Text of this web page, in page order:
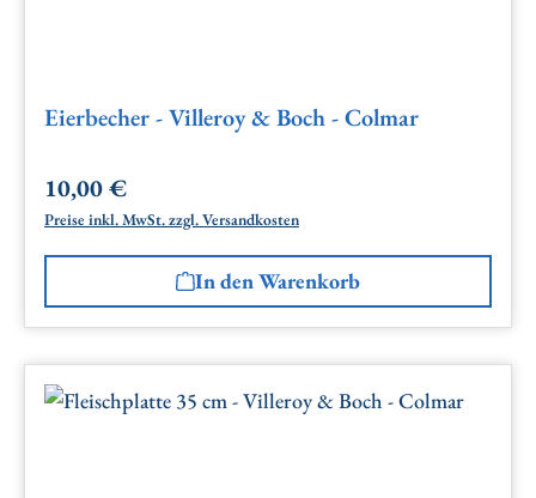
Eierbecher - Villeroy & Boch - Colmar
Regulärer Preis:
10,00 €
Preise inkl. MwSt. zzgl. Versandkosten
In den Warenkorb